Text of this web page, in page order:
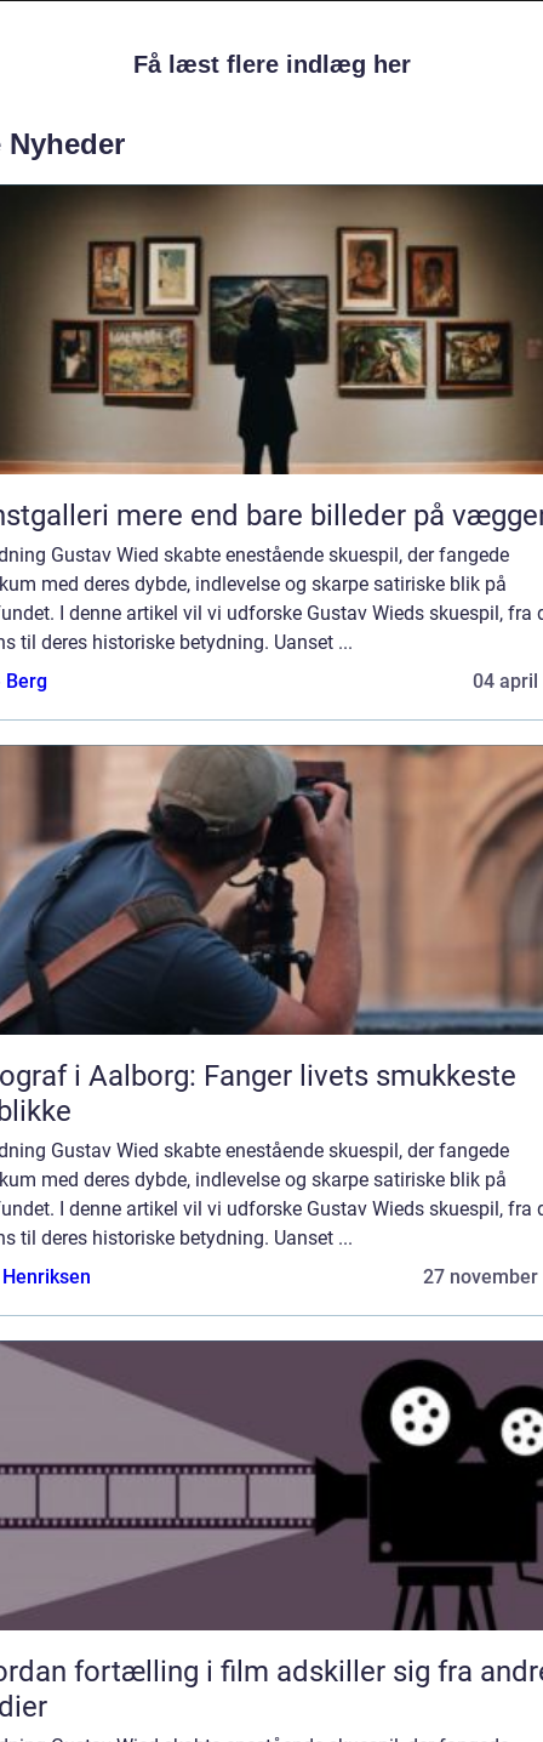
Få læst flere indlæg her
Nyheder
Kunstgalleri mere end bare billeder på
Gustav Wied skabte enestående skuespil, der fangede
med deres dybde, indlevelse og skarpe satiriske blik på
I denne artikel vil vi udforske Gustav Wieds skuespil, fra
til deres historiske betydning. Uanset ...
Berg
04 april
i Aalborg: Fanger livets smukkeste
Gustav Wied skabte enestående skuespil, der fangede
med deres dybde, indlevelse og skarpe satiriske blik på
I denne artikel vil vi udforske Gustav Wieds skuespil, fra
til deres historiske betydning. Uanset ...
27 november
fortælling i film adskiller sig fra